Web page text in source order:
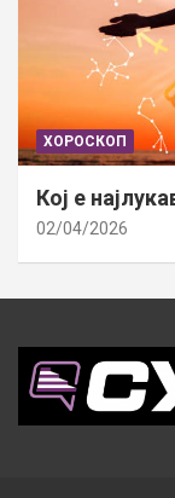
ХОРОСКОП
Кој е
02/04/2026